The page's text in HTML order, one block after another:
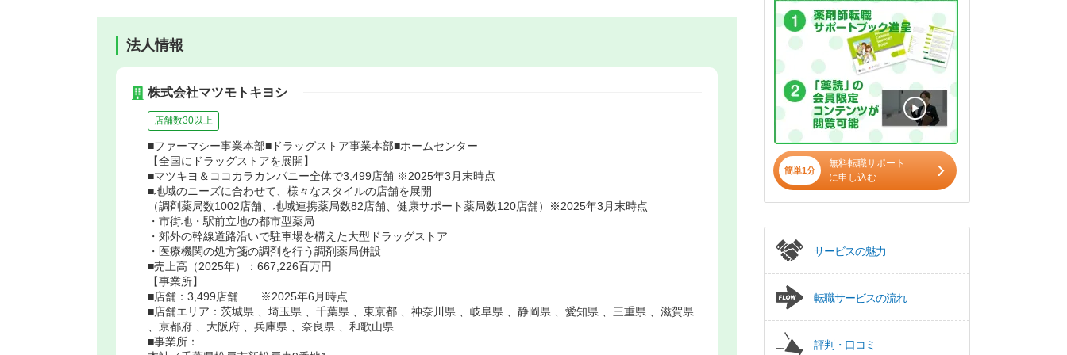
法人情報
株式会社マツモトキヨシ
店舗数30以上
■ファーマシー事業本部■ドラッグストア事業本部■ホームセンター
【全国にドラッグストアを展開】
■マツキヨ＆ココカラカンパニー全体で3,499店舗 ※2025年3月末時点
■地域のニーズに合わせて、様々なスタイルの店舗を展開
（調剤薬局数1002店舗、地域連携薬局数82店舗、健康サポート薬局数120店舗）※2025年3月末時点
・市街地・駅前立地の都市型薬局
・郊外の幹線道路沿いで駐車場を構えた大型ドラッグストア
・医療機関の処方箋の調剤を行う調剤薬局併設
■売上高（2025年）：667,226百万円
【事業所】
■店舗：3,499店舗 ※2025年6月時点
■店舗エリア：茨城県 、埼玉県 、千葉県 、東京都 、神奈川県 、岐阜県 、静岡県 、愛知県 、三重県 、滋賀県
、京都府 、大阪府 、兵庫県 、奈良県 、和歌山県
■事業所：
簡単1分
無料転職サポート
に申し込む
サービスの魅力
転職サービスの流れ
評判・口コミ